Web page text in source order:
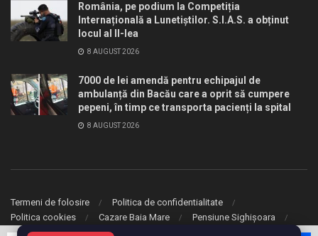
România, pe podium la Competiția
Internațională a Lunetiștilor. S.I.A.S. a obținut
locul al II-lea
8 AUGUST 2026
7000 de lei amendă pentru echipajul de
ambulanță din Bacău care a oprit să cumpere
pepeni, în timp ce transporta pacienți la spital
8 AUGUST 2026
Termeni de folosire
Politica de confidentialitate
Politica cookies
Cazare Baia Mare Pensiune Sighișoara